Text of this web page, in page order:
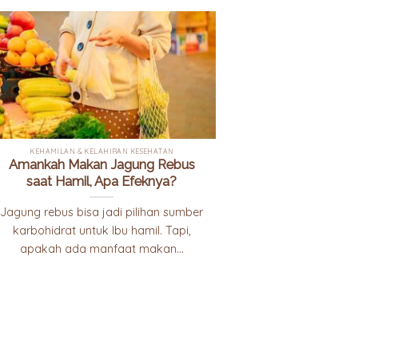
KEHAMILAN & KELAHIRAN KESEHATAN
Amankah Makan Jagung Rebus
saat Hamil, Apa Efeknya?
Jagung rebus bisa jadi pilihan sumber
karbohidrat untuk Ibu hamil. Tapi,
apakah ada manfaat makan...